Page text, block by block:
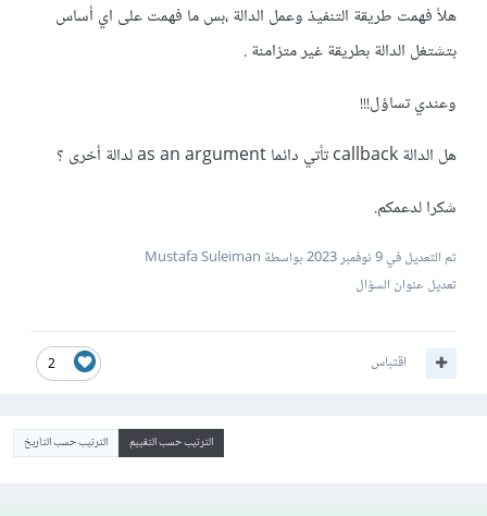
هلأ فهمت طريقة التنفيذ وعمل الدالة ،بس ما فهمت على اي أساس
بتشتغل الدالة بطريقة غير متزامنة .
وعندي تساؤل!!!
هل الدالة callback تأتي دائما as an argument لدالة أخرى ؟
شكرا لدعمكم.
تم التعديل في9 نوفمبر 2023
بواسطة Mustafa Suleiman
تعديل عنوان السؤال
2 اقتباس
الترتيب حسب التقييم الترتيب حسب التاريخ